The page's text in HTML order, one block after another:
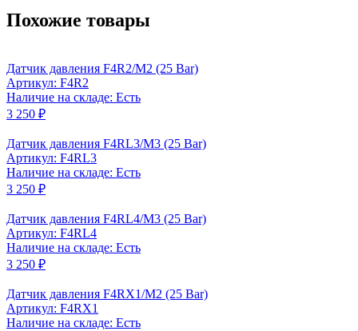
Похожие товары
Датчик давления F4R2/M2 (25 Bar)
Артикул: F4R2
Наличие на складе: Есть
3 250 ₽
Датчик давления F4RL3/M3 (25 Bar)
Артикул: F4RL3
Наличие на складе: Есть
3 250 ₽
Датчик давления F4RL4/M3 (25 Bar)
Артикул: F4RL4
Наличие на складе: Есть
3 250 ₽
Датчик давления F4RX1/M2 (25 Bar)
Артикул: F4RX1
Наличие на складе: Есть